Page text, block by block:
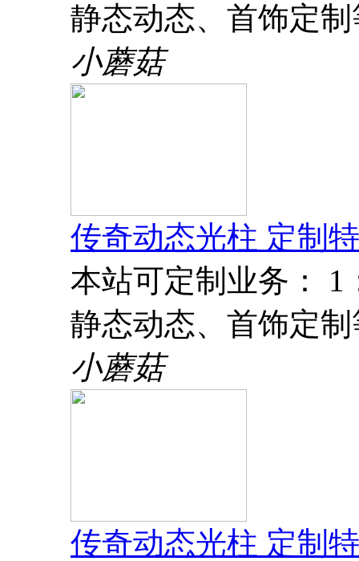
静态动态、首饰定
小蘑菇
传奇动态光柱 定制
本站可定制业务： 1
静态动态、首饰定
小蘑菇
传奇动态光柱 定制